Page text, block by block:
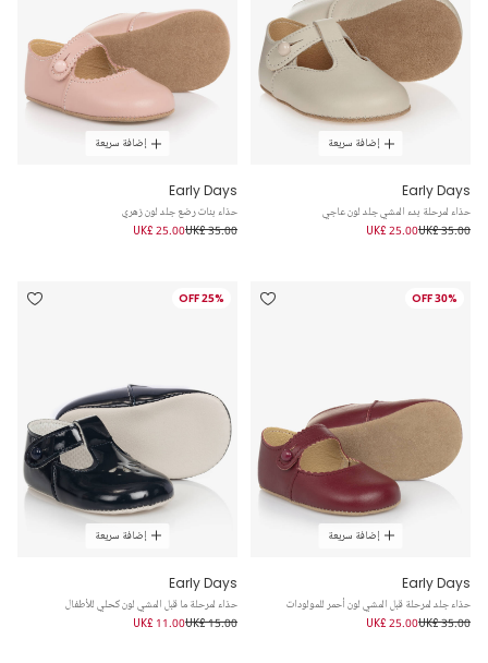
إضافة سريعة
Early Days
حذاء لمرحلة بدء المشي جلد لون عاجي
UK£ 35.00
UK£ 25.00
إضافة سريعة
Early Days
حذاء بنات رضع جلد لون زهري
UK£ 35.00
UK£ 25.00
30% OFF
إضافة سريعة
Early Days
حذاء جلد لمرحلة قبل المشي لون أحمر للمولودات
UK£ 35.00
UK£ 25.00
25% OFF
إضافة سريعة
Early Days
حذاء لمرحلة ما قبل المشي لون كحلي للأطفال
UK£ 15.00
UK£ 11.00